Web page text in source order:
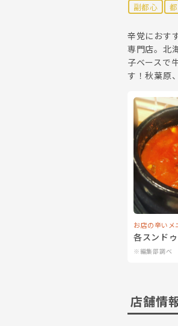
副都心
辛党におす
専門店。北
子ベースで
す！秋葉原
お店の辛いメ
各スンド
※編集部調べ
店舗情